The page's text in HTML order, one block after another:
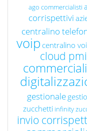
ago commercialisti
corrispettivi
centralino
voip centralino
cloud pmi
gestionale
zucchetti infinity
invio